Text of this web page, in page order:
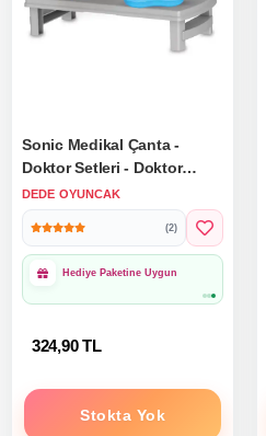
Sonic Medikal Çanta -
Doktor Setleri - Doktor
Oyuncak Seti - Hemşire
Oyunu
DEDE OYUNCAK
(2)
Hediye Paketine Uygun
324,90 TL
Stokta Yok